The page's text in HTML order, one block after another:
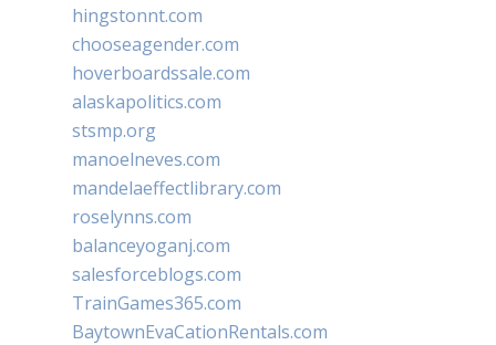
hingstonnt.com
chooseagender.com
hoverboardssale.com
alaskapolitics.com
stsmp.org
manoelneves.com
mandelaeffectlibrary.com
roselynns.com
balanceyoganj.com
salesforceblogs.com
TrainGames365.com
BaytownEvaCationRentals.com